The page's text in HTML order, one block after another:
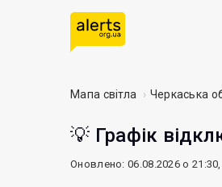
Мапа світла Черкаська
💡 Графік
Оновлено: 06.08.2026 о